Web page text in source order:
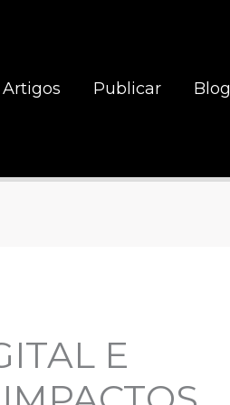
Artigos Publicar Blog
E